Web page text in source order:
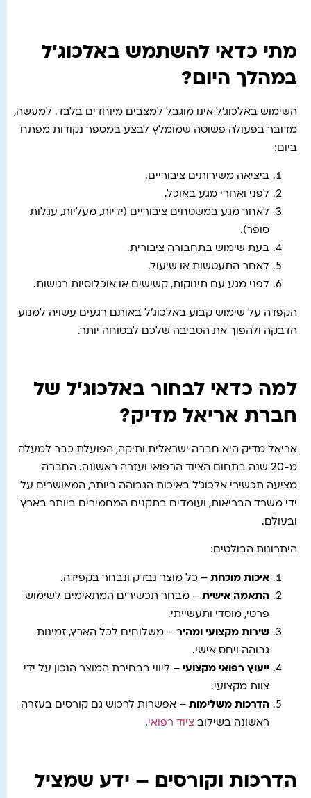
מתי כדאי להשתמש באלכוג'ל
במהלך היום?
השימוש באלכוג'ל אינו מוגבל למצבים מיוחדים בלבד. למעשה,
מדובר בפעולה פשוטה שמומלץ לבצע במספר נקודות מפתח
ביום:
ביציאה משירותים ציבוריים.
לפני ואחרי מגע באוכל.
לאחר מגע במשטחים ציבוריים (ידיות, מעליות, עגלות
סופר).
בעת שימוש בתחבורה ציבורית.
לאחר התעטשות או שיעול.
לפני מגע עם תינוקות, קשישים או אוכלוסיות רגישות.
הקפדה על שימוש קבוע באלכוג'ל באותם רגעים עשויה למנוע
הדבקה ולהפוך את הסביבה שלכם לבטוחה יותר.
למה כדאי לבחור באלכוג'ל של
חברת אריאל מדיק?
אריאל מדיק היא חברה ישראלית ותיקה, הפועלת כבר למעלה
מ-20 שנה בתחום הציוד הרפואי ועזרה ראשונה. החברה
מציעה תכשירי אלכוג'ל באיכות הגבוהה ביותר, המאושרים על
ידי משרד הבריאות, ועומדים בתקנים המחמירים ביותר בארץ
ובעולם.
היתרונות הבולטים:
איכות מוכחת – כל מוצר נבדק ונבחר בקפידה.
התאמה אישית – מבחר תכשירים המתאימים לשימוש
פרטי, מוסדי ותעשייתי.
שירות מקצועי ומהיר – משלוחים לכל הארץ, זמינות
גבוהה ויחס אישי.
ייעוץ רפואי מקצועי – ליווי בבחירת המוצר הנכון על ידי
צוות מקצועי.
הדרכות משלימות – אפשרות לרכוש גם קורסים בעזרה
ראשונה בשילוב ציוד רפואי.
הדרכות וקורסים – ידע שמציל